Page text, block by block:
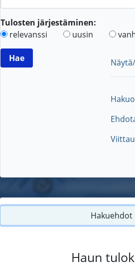
Tulosten järjestäminen:
relevanssi
uusin
Hakuehdot
Haun